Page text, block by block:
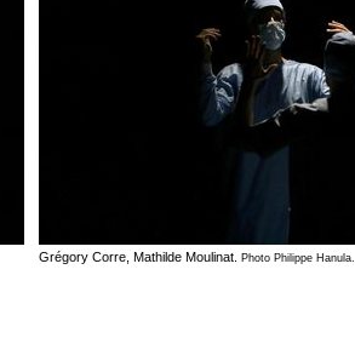
Grégory Corre, Mathilde Moulinat. Photo Philippe Hanula.